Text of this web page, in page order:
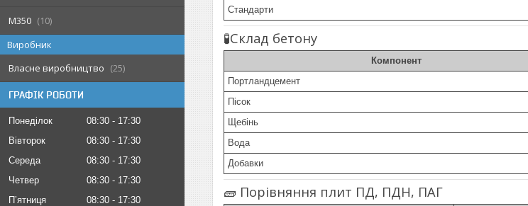
М350
10
Виробник
Власне виробництво
25
ГРАФІК РОБОТИ
Понеділок 08:30
17:30
Вівторок
08:30
17:30
Середа
08:30
17:30
Четвер
08:30
17:30
Пʼятниця
08:30
17:30
Стандарти
🧪Склад бетону
Компонент
Портландцемент
Пісок
Щебінь
Вода
Добавки
🧱 Порівняння плит ПД, ПДН, ПАГ